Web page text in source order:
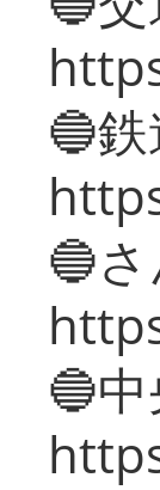
🔵
🔵
🔵